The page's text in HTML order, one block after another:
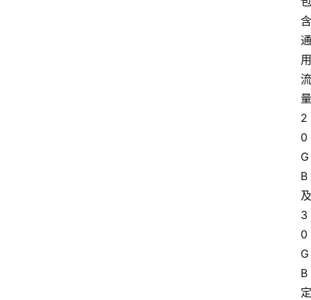
含
通
用
流
量
2
0
G
B
及
3
0
G
B
定